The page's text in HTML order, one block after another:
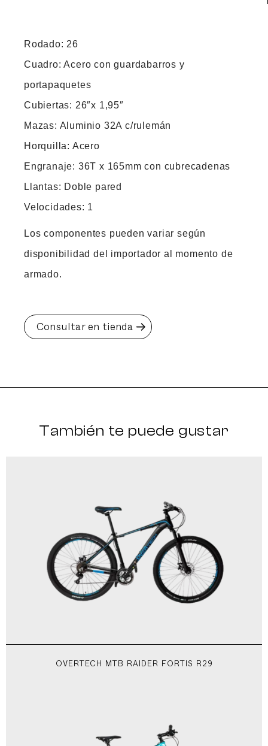
Rodado: 26
Cuadro: Acero con guardabarros y
portapaquetes
Cubiertas: 26″x 1,95″
Mazas: Aluminio 32A c/rulemán
Horquilla: Acero
Engranaje: 36T x 165mm con cubrecadenas
Llantas: Doble pared
Velocidades: 1
Los componentes pueden variar según
disponibilidad del importador al momento de
armado.
Consultar en tienda
También te puede gustar
OVERTECH MTB RAIDER FORTIS R29